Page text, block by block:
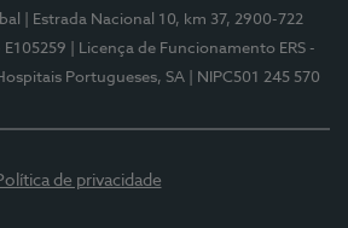
| Estrada Nacional 10, km 37, 2900-722
E105259
| Licença de Funcionamento ERS -
Portugueses, SA | NIPC501 245 570
de privacidade